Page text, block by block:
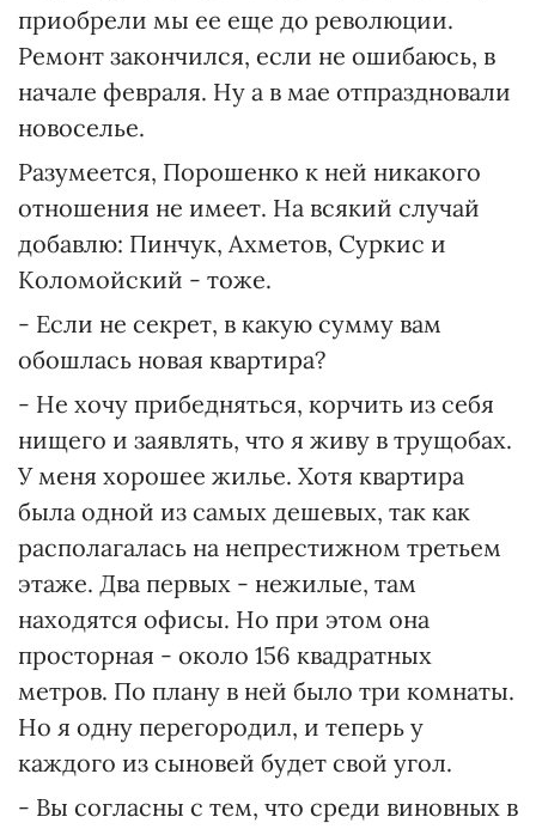
приобрели мы ее еще до революции.
Ремонт закончился, если не ошибаюсь, в
начале февраля. Ну а в мае отпраздновали
новоселье.
Разумеется, Порошенко к ней никакого
отношения не имеет. На всякий случай
добавлю: Пинчук, Ахметов, Суркис и
Коломойский - тоже.
- Если не секрет, в какую сумму вам
обошлась новая квартира?
- Не хочу прибедняться, корчить из себя
нищего и заявлять, что я живу в трущобах.
У меня хорошее жилье. Хотя квартира
была одной из самых дешевых, так как
располагалась на непрестижном третьем
этаже. Два первых - нежилые, там
находятся офисы. Но при этом она
просторная - около 156 квадратных
метров. По плану в ней было три комнаты.
Но я одну перегородил, и теперь у
каждого из сыновей будет свой угол.
- Вы согласны с тем, что среди виновных в